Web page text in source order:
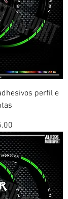
perfil e
Price